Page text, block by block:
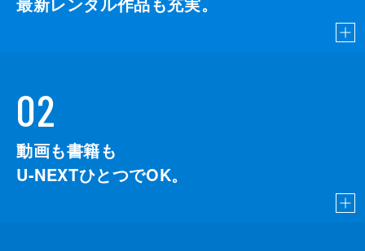
02
動画も書籍も
U-NEXTひとつでOK。